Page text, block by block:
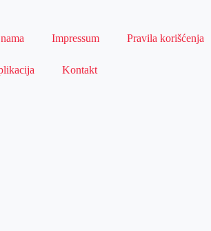
Impressum Pravila korišćenja
Kontakt